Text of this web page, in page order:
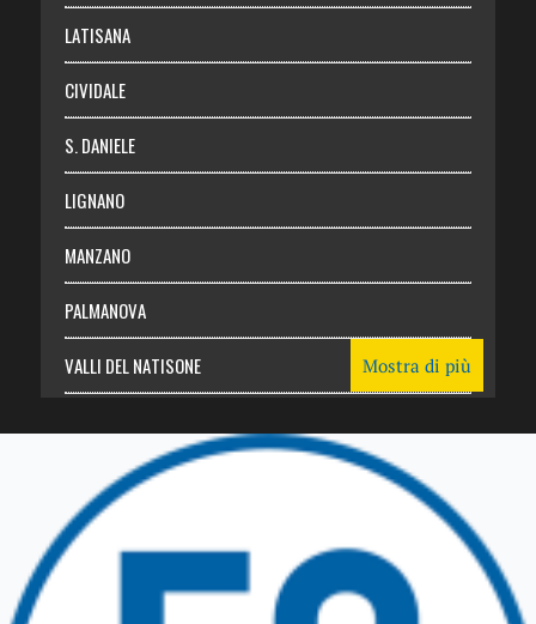
Login
LATISANA
CIVIDALE
S. DANIELE
LIGNANO
MANZANO
PALMANOVA
VALLI DEL NATISONE
TRICESIMO
TARCENTO
GEMONA DEL FRIULI
Mostra di più